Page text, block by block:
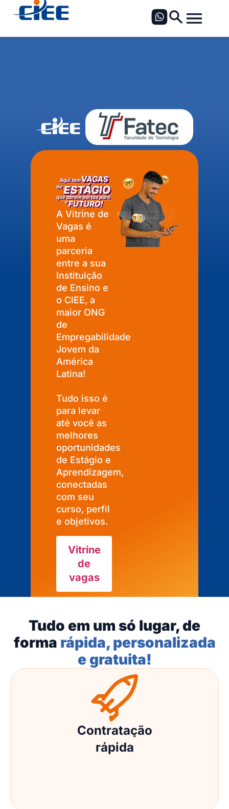
A Vitrine de
Vagas é
uma
parceria
entre a sua
Instituição
de Ensino e
o CIEE, a
maior ONG
de
Empregabilidade
Jovem da
América
Latina!
Tudo isso é
para levar
até você as
melhores
oportunidades
de Estágio e
Aprendizagem,
conectadas
com seu
curso, perfil
e objetivos.
Vitrine
de
vagas
Tudo em um só lugar, de
forma rápida, personalizada
e gratuita!
Contratação
rápida